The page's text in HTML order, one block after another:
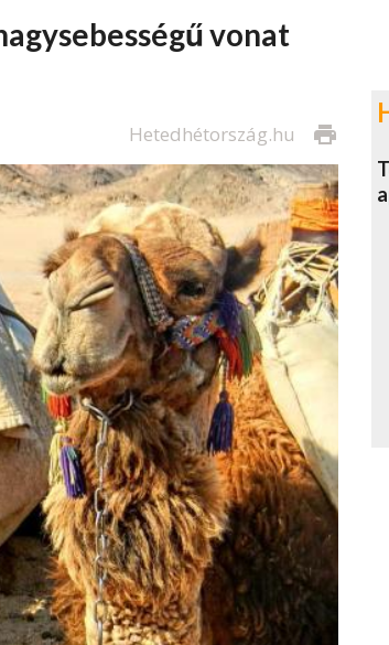
vonat
print
Hetedhétország.hu